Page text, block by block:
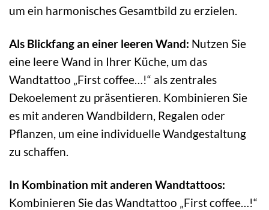
um ein harmonisches Gesamtbild zu erzielen.
Als Blickfang an einer leeren Wand: Nutzen Sie
eine leere Wand in Ihrer Küche, um das
Wandtattoo „First coffee…!“ als zentrales
Dekoelement zu präsentieren. Kombinieren Sie
es mit anderen Wandbildern, Regalen oder
Pflanzen, um eine individuelle Wandgestaltung
zu schaffen.
In Kombination mit anderen Wandtattoos:
Kombinieren Sie das Wandtattoo „First coffee…!“